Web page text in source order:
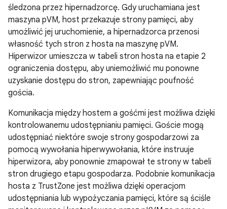
śledzona przez hipernadzorcę. Gdy uruchamiana jest
maszyna pVM, host przekazuje strony pamięci, aby
umożliwić jej uruchomienie, a hipernadzorca przenosi
własność tych stron z hosta na maszynę pVM.
Hiperwizor umieszcza w tabeli stron hosta na etapie 2
ograniczenia dostępu, aby uniemożliwić mu ponowne
uzyskanie dostępu do stron, zapewniając poufność
gościa.
Komunikacja między hostem a gośćmi jest możliwa dzięki
kontrolowanemu udostępnianiu pamięci. Goście mogą
udostępniać niektóre swoje strony gospodarzowi za
pomocą wywołania hiperwywołania, które instruuje
hiperwizora, aby ponownie zmapował te strony w tabeli
stron drugiego etapu gospodarza. Podobnie komunikacja
hosta z TrustZone jest możliwa dzięki operacjom
udostępniania lub wypożyczania pamięci, które są ściśle